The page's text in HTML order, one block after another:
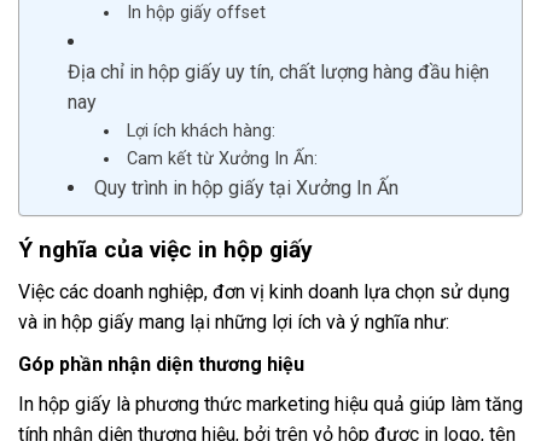
In hộp giấy offset
Địa chỉ in hộp giấy uy tín, chất lượng hàng đầu hiện
nay
Lợi ích khách hàng:
Cam kết từ Xưởng In Ấn:
Quy trình in hộp giấy tại Xưởng In Ấn
Ý nghĩa của việc in hộp giấy
Việc các doanh nghiệp, đơn vị kinh doanh lựa chọn sử dụng
và in hộp giấy mang lại những lợi ích và ý nghĩa như:
Góp phần nhận diện thương hiệu
In hộp giấy là phương thức marketing hiệu quả giúp làm tăng
tính nhận diện thương hiệu, bởi trên vỏ hộp được in logo, tên